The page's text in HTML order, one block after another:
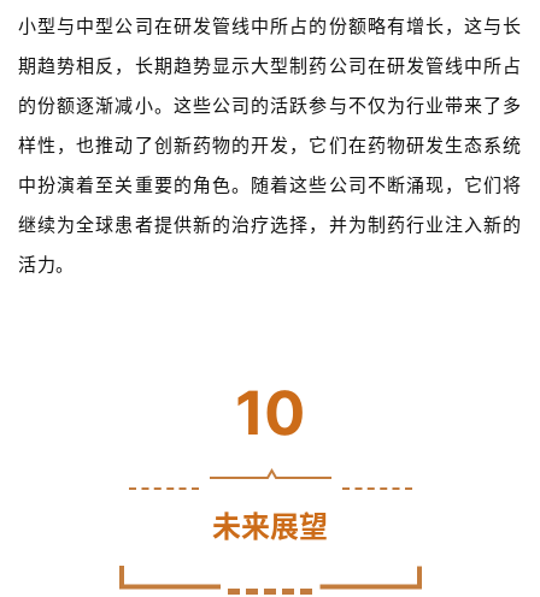
小型与中型公司在研发管线中所占的份额略有增长，这与长
期趋势相反，长期趋势显示大型制药公司在研发管线中所占
的份额逐渐减小。这些公司的活跃参与不仅为行业带来了多
样性，也推动了创新药物的开发，它们在药物研发生态系统
中扮演着至关重要的角色。随着这些公司不断涌现，它们将
继续为全球患者提供新的治疗选择，并为制药行业注入新的
活力。
10
未来展望